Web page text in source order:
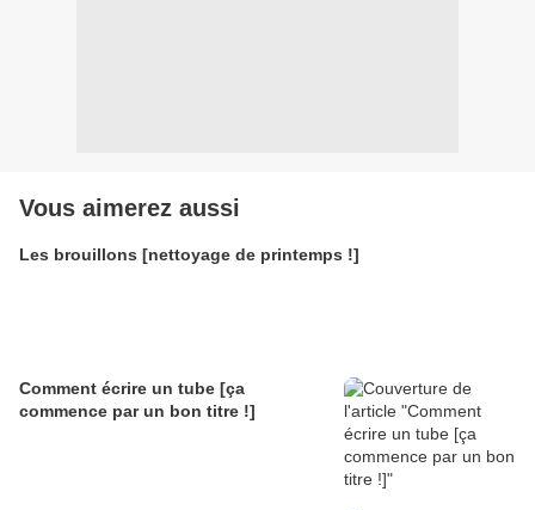
Vous aimerez aussi
Les brouillons [nettoyage de printemps !]
Comment écrire un tube [ça
commence par un bon titre !]